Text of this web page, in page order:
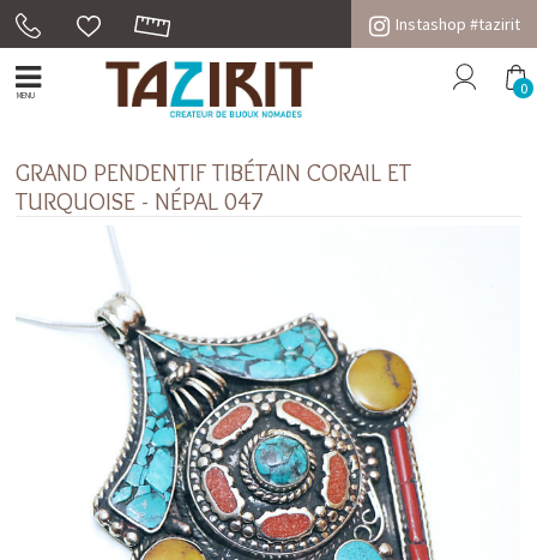
Instashop #tazirit
MENU 0
GRAND PENDENTIF TIBÉTAIN CORAIL ET
TURQUOISE - NÉPAL 047